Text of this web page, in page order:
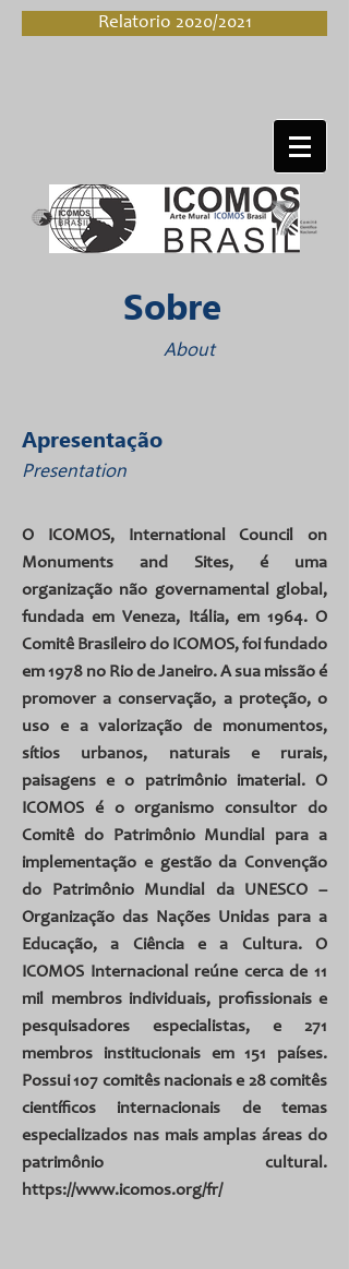
Relatorio 2020/2021
Sobre
About
Apresentação
Presentation
O ICOMOS, International Council on
Monuments and Sites, é uma
organização não governamental global,
fundada em Veneza, Itália, em 1964. O
Comitê Brasileiro do ICOMOS, foi fundado
em 1978 no Rio de Janeiro. A sua missão é
promover a conservação, a proteção, o
uso e a valorização de monumentos,
sítios urbanos, naturais e rurais,
paisagens e o patrimônio imaterial. O
ICOMOS é o organismo consultor do
Comitê do Patrimônio Mundial para a
implementação e gestão da Convenção
do Patrimônio Mundial da UNESCO –
Organização das Nações Unidas para a
Educação, a Ciência e a Cultura. O
ICOMOS Internacional reúne cerca de 11
mil membros individuais, profissionais e
pesquisadores especialistas, e 271
membros institucionais em 151 países.
Possui 107 comitês nacionais e 28 comitês
científicos internacionais de temas
especializados nas mais amplas áreas do
patrimônio cultural.
https://www.icomos.org/fr/